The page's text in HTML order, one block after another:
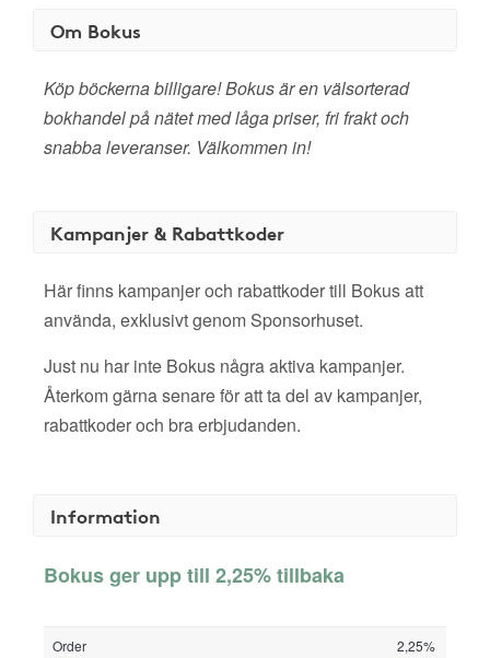
Om Bokus
Köp böckerna billigare! Bokus är en välsorterad
bokhandel på nätet med låga priser, fri frakt och
snabba leveranser. Välkommen in!
Kampanjer & Rabattkoder
Här finns kampanjer och rabattkoder till Bokus att
använda, exklusivt genom Sponsorhuset.
Just nu har inte Bokus några aktiva kampanjer.
Återkom gärna senare för att ta del av kampanjer,
rabattkoder och bra erbjudanden.
Information
Bokus ger upp till 2,25% tillbaka
Order
2,25%